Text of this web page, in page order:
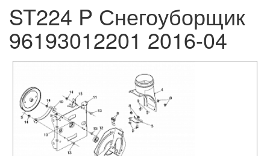
ST224 P Снегоуборщик
96193012201 2016-04